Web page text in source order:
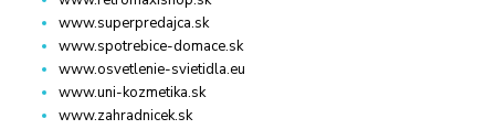
www.superpredajca.sk
www.spotrebice-domace.sk
www.osvetlenie-svietidla.eu
www.uni-kozmetika.sk
www.zahradnicek.sk